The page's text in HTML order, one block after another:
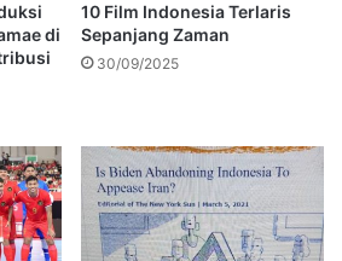
di
10 Film Indonesia Terlaris
Sepanjang Zaman
30/09/2025